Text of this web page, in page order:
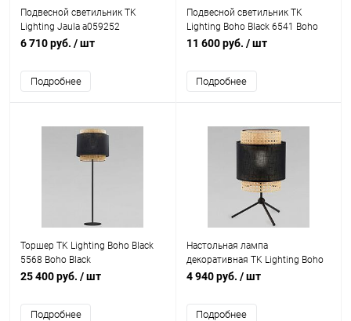
Подвесной светильник TK
Lighting Jaula a059252
6 710 руб. / шт
Подробнее
Подвесной светильник TK
Lighting Boho Black 6541 Boho
Black
11 600 руб. / шт
Подробнее
Торшер TK Lighting Boho Black
5568 Boho Black
25 400 руб. / шт
Подробнее
Настольная лампа
декоративная TK Lighting Boho
Black 5567 Boho Black
4 940 руб. / шт
Подробнее